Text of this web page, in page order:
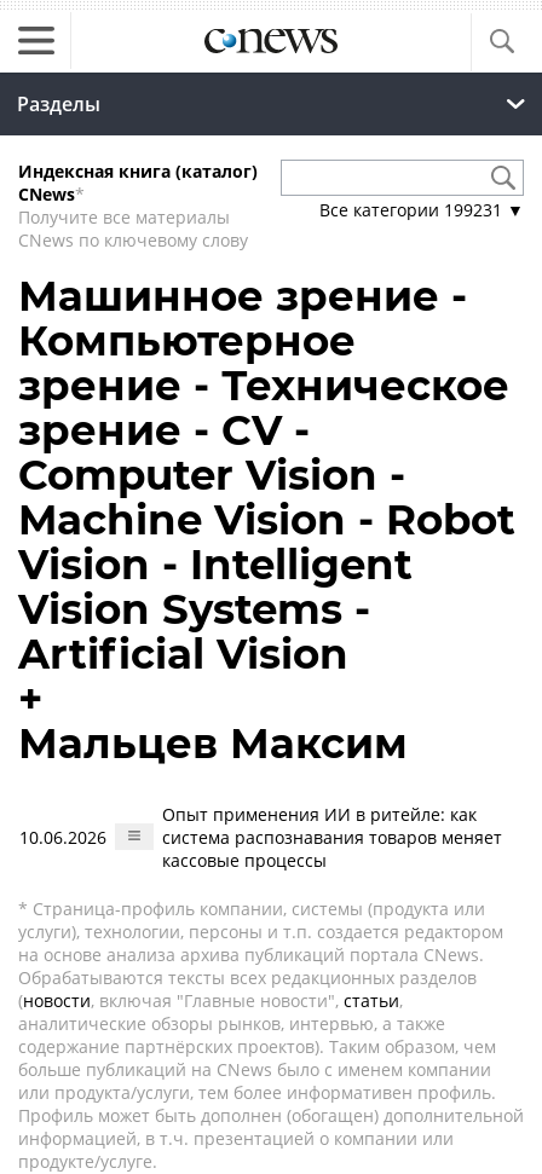
Разделы
Индексная книга (каталог)
CNews*
Получите все материалы
CNews по ключевому слову
Все категории 199231 ▼
Машинное зрение -
Компьютерное
зрение - Техническое
зрение - CV -
Computer Vision -
Machine Vision - Robot
Vision - Intelligent
Vision Systems -
Artificial Vision
+
Мальцев Максим
10.06.2026
Опыт применения ИИ в ритейле: как
система распознавания товаров меняет
кассовые процессы
* Страница-профиль компании, системы (продукта или
услуги), технологии, персоны и т.п. создается редактором
на основе анализа архива публикаций портала CNews.
Обрабатываются тексты всех редакционных разделов
(новости, включая "Главные новости", статьи,
аналитические обзоры рынков, интервью, а также
содержание партнёрских проектов). Таким образом, чем
больше публикаций на CNews было с именем компании
или продукта/услуги, тем более информативен профиль.
Профиль может быть дополнен (обогащен) дополнительной
информацией, в т.ч. презентацией о компании или
продукте/услуге.